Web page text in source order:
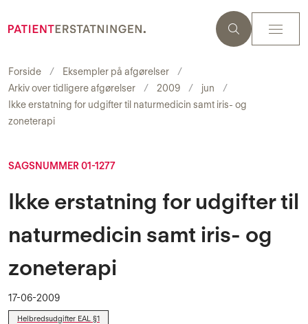
Forside
Eksempler på afgørelser
Arkiv over tidligere afgørelser
2009
jun
Ikke erstatning for udgifter til naturmedicin samt iris- og
zoneterapi
SAGSNUMMER 01-1277
Ikke erstatning for udgifter til
naturmedicin samt iris- og
zoneterapi
17-06-2009
Helbredsudgifter EAL §1